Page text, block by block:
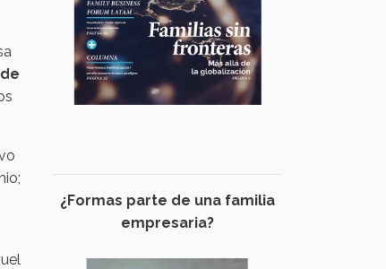
¿Formas parte de una familia
empresaria?